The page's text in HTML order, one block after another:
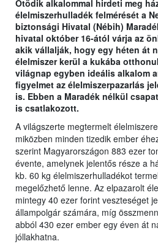
Ötödik alkalommal hirdeti meg
élelmiszerhulladék felmérését a
biztonsági Hivatal (Nébih)
hivatal október 16-ától várja az
akik vállalják, hogy egy héten át
élelmiszer kerül a kukába
világnap egyben ideális alkalom
figyelmet az élelmiszerpazarlás
is. Ebben a Maradék nélkül
is csatlakozott.
A világszerte megtermelt
miközben minden tizedik ember
szerint Magyarországon 883 ezer
évente, amelynek jelentős része a
kb. 60 kg élelmiszerhulladékot
megelőzhető lenne. Az elpazarolt
mintegy 40 ezer forint veszteséget
állampolgár számára, míg
abból 430 ezer ember egy éven át
jóllakhatna.